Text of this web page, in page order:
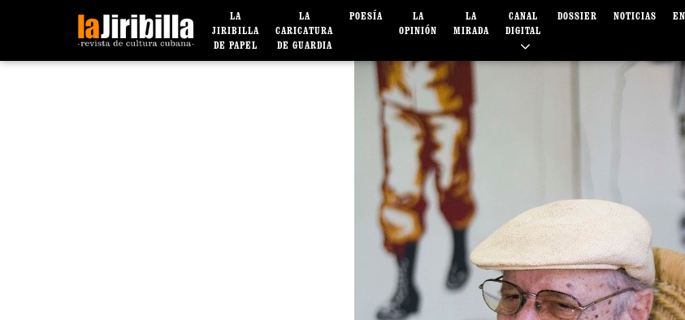
LA
JIRIBILLA
DE PAPEL
LA
CARICATURA
DE GUARDIA
POESÍA
LA
OPINIÓN
LA
MIRADA
CANAL
DIGITAL
DOSSIER NOTICIAS